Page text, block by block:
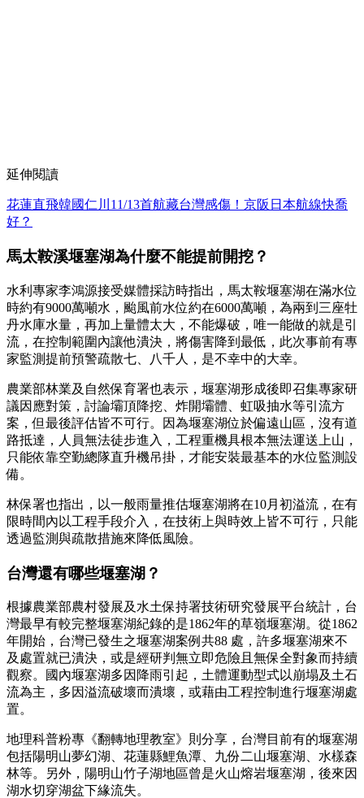
延伸閱讀
花蓮直飛韓國仁川11/13首航藏台灣感傷！京阪日本航線快喬
好？
馬太鞍溪堰塞湖為什麼不能提前開挖？
水利專家李鴻源接受媒體採訪時指出，馬太鞍堰塞湖在滿水位
時約有9000萬噸水，颱風前水位約在6000萬噸，為兩到三座牡
丹水庫水量，再加上量體太大，不能爆破，唯一能做的就是引
流，在控制範圍內讓他潰決，將傷害降到最低，此次事前有專
家監測提前預警疏散七、八千人，是不幸中的大幸。
農業部林業及自然保育署也表示，堰塞湖形成後即召集專家研
議因應對策，討論壩頂降挖、炸開壩體、虹吸抽水等引流方
案，但最後評估皆不可行。因為堰塞湖位於偏遠山區，沒有道
路抵達，人員無法徒步進入，工程重機具根本無法運送上山，
只能依靠空勤總隊直升機吊掛，才能安裝最基本的水位監測設
備。
林保署也指出，以一般雨量推估堰塞湖將在10月初溢流，在有
限時間內以工程手段介入，在技術上與時效上皆不可行，只能
透過監測與疏散措施來降低風險。
台灣還有哪些堰塞湖？
根據農業部農村發展及水土保持署技術研究發展平台統計，台
灣最早有較完整堰塞湖紀錄的是1862年的草嶺堰塞湖。從1862
年開始，台灣已發生之堰塞湖案例共88 處，許多堰塞湖來不
及處置就已潰決，或是經研判無立即危險且無保全對象而持續
觀察。國內堰塞湖多因降雨引起，土體運動型式以崩塌及土石
流為主，多因溢流破壞而潰壞，或藉由工程控制進行堰塞湖處
置。
地理科普粉專《翻轉地理教室》則分享，台灣目前有的堰塞湖
包括陽明山夢幻湖、花蓮縣鯉魚潭、九份二山堰塞湖、水樣森
林等。另外，陽明山竹子湖地區曾是火山熔岩堰塞湖，後來因
湖水切穿湖盆下緣流失。